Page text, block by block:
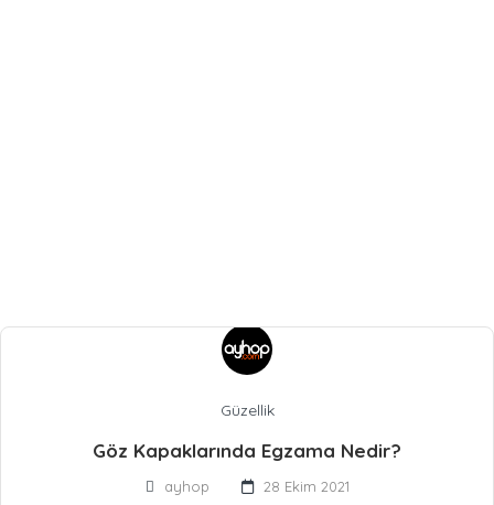
Güzellik
Göz Kapaklarında Egzama Nedir?
ayhop 28 Ekim 2021